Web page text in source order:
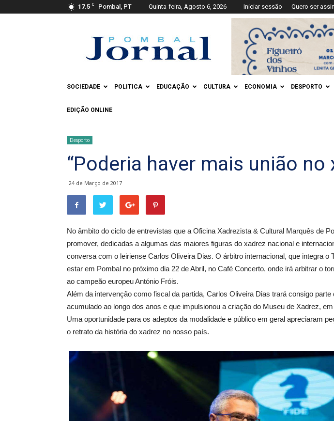
17.5 C Pombal, PT Quinta-feira, Agosto 6, 2026 Iniciar sessão Quero ser
Jornal
SOCIEDADE POLITICA EDUCAÇÃO CULTURA ECONOMIA DESPORTO
EDIÇÃO ONLINE
Desporto
“Poderia haver mais união no
24 de Março de 2017
No âmbito do ciclo de entrevistas que a Oficina Xadrezista & Cultural Marquês de
promover, dedicadas a algumas das maiores figuras do xadrez nacional e
conversa com o leiriense Carlos Oliveira Dias. O árbitro internacional, que integra o
estar em Pombal no próximo dia 22 de Abril, no Café Concerto, onde irá arbitrar o
ao campeão europeu António Fróis.
Além da intervenção como fiscal da partida, Carlos Oliveira Dias trará consigo parte
acumulado ao longo dos anos e que impulsionou a criação do Museu de Xadrez,
Uma oportunidade para os adeptos da modalidade e público em geral apreciaram
o retrato da história do xadrez no nosso país.